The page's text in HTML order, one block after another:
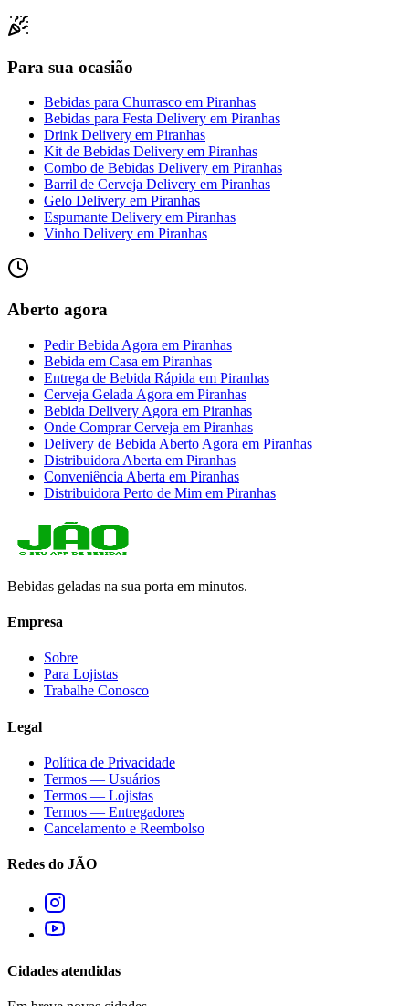
Para sua ocasião
Bebidas para Churrasco em Piranhas
Bebidas para Festa Delivery em Piranhas
Drink Delivery em Piranhas
Kit de Bebidas Delivery em Piranhas
Combo de Bebidas Delivery em Piranhas
Barril de Cerveja Delivery em Piranhas
Gelo Delivery em Piranhas
Espumante Delivery em Piranhas
Vinho Delivery em Piranhas
Aberto agora
Pedir Bebida Agora em Piranhas
Bebida em Casa em Piranhas
Entrega de Bebida Rápida em Piranhas
Cerveja Gelada Agora em Piranhas
Bebida Delivery Agora em Piranhas
Onde Comprar Cerveja em Piranhas
Delivery de Bebida Aberto Agora em Piranhas
Distribuidora Aberta em Piranhas
Conveniência Aberta em Piranhas
Distribuidora Perto de Mim em Piranhas
Bebidas geladas na sua porta em minutos.
Empresa
Sobre
Para Lojistas
Trabalhe Conosco
Legal
Política de Privacidade
Termos — Usuários
Termos — Lojistas
Termos — Entregadores
Cancelamento e Reembolso
Redes do JÃO
Cidades atendidas